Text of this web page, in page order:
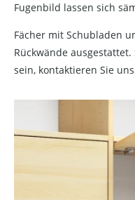
Fugenbild lassen sich
Fächer mit Schubladen
Rückwände
sein, kontaktieren Sie